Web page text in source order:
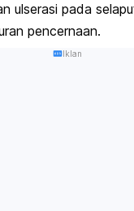
ulserasi pada
pencernaan.
Iklan